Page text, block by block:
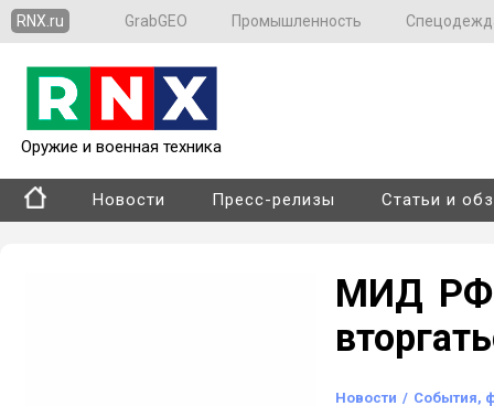
RNX.ru GrabGEO Промышленность
Оружие и военная техника
Новости Пресс-релизы Статьи и
МИД РФ
Новости / События,